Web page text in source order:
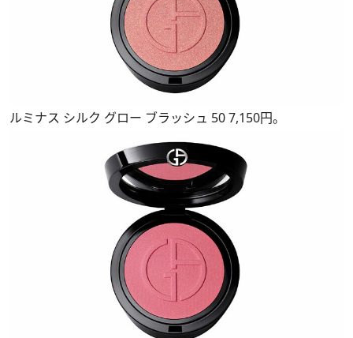
ルミナス シルク グロー ブラッシュ 50 7,150円。